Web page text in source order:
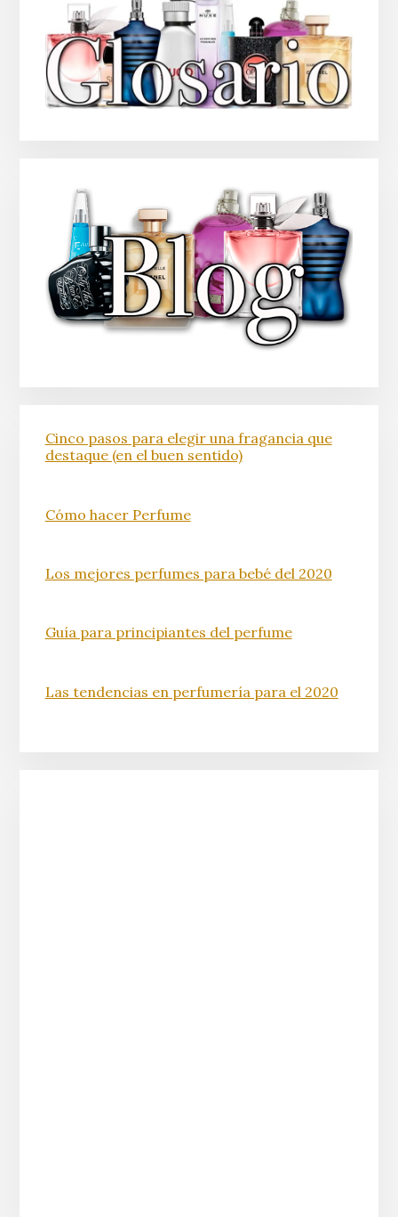
Cinco pasos para elegir una fragancia que
destaque (en el buen sentido)
Cómo hacer Perfume
Los mejores perfumes para bebé del 2020
Guía para principiantes del perfume
Las tendencias en perfumería para el 2020